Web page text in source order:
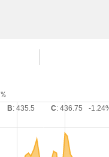
B: 435.5 C: 436.75 -